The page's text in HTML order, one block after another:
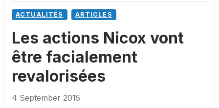
ACTUALITÉS ARTICLES
Les actions Nicox vont
être facialement
revalorisées
4 September 2015